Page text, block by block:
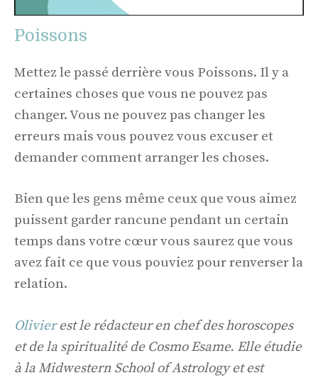
Poissons
Mettez le passé derrière vous Poissons. Il y a
certaines choses que vous ne pouvez pas
changer. Vous ne pouvez pas changer les
erreurs mais vous pouvez vous excuser et
demander comment arranger les choses.
Bien que les gens même ceux que vous aimez
puissent garder rancune pendant un certain
temps dans votre cœur vous saurez que vous
avez fait ce que vous pouviez pour renverser la
relation.
Olivierest le rédacteur en chef des horoscopes
et de la spiritualité de Cosmo Esame. Elle étudie
à la Midwestern School of Astrology et est